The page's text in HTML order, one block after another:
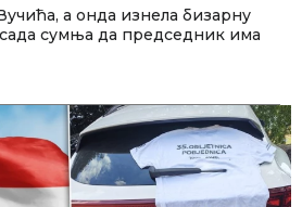
а онда изнела бизарну
сумња да председник има